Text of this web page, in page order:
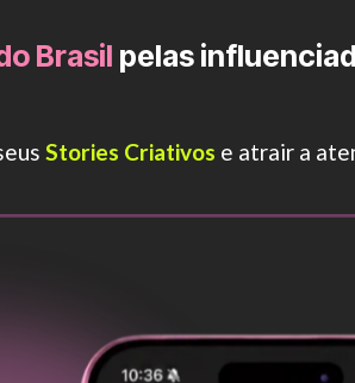
Brasil pelas
Stories Criativos e atrair a